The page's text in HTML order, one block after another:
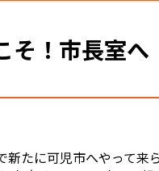
そ！市長室
たに可児市へやって来